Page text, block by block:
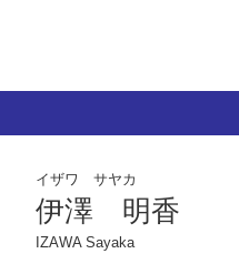
イザワ サヤカ
伊澤 明香
IZAWA Sayaka